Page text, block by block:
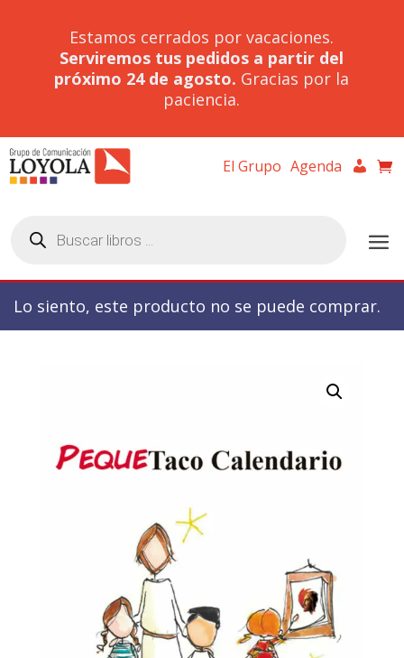
Estamos cerrados por vacaciones.
Serviremos tus pedidos a partir del
próximo 24 de agosto. Gracias por la
paciencia.
El Grupo Agenda
productos
Lo siento, este producto no se puede comprar.